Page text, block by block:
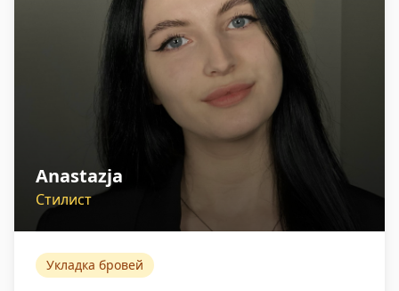
Anastazja
Стилист
Укладка бровей